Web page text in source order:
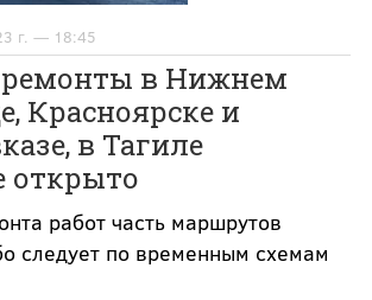
г. — 18:45
в Нижнем
Красноярске и
в Тагиле
открыто
работ часть маршрутов
следует по временным схемам